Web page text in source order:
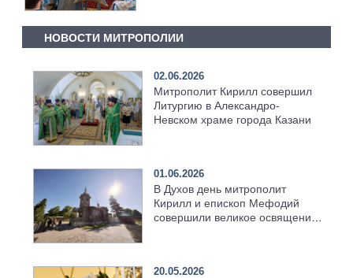
НОВОСТИ МИТРОПОЛИИ
02.06.2026
Митрополит Кирилл совершил
Литургию в Александро-
Невском храме города Казани
01.06.2026
В Духов день митрополит
Кирилл и епископ Мефодий
совершили великое освящение
20.05.2026